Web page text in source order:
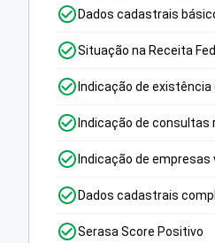
Dados cadastrais
Situação na Receita
Indicação de
Indicação de consultas
Indicação de empresas
Dados cadastrais
Serasa Score Positivo